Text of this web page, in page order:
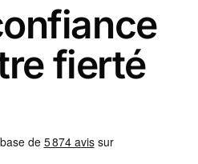
fierté